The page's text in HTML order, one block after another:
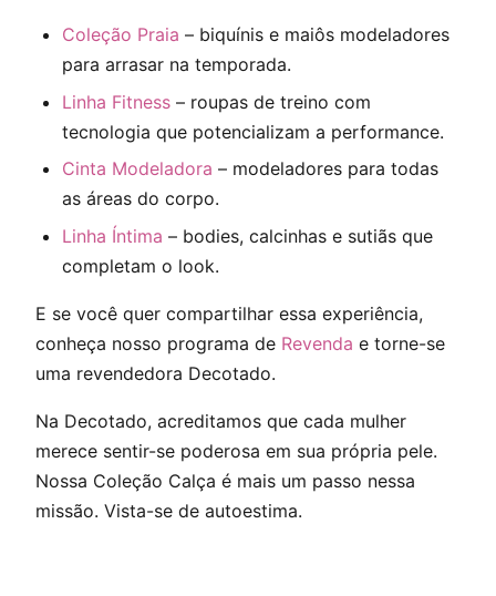
Coleção Praia – biquínis e maiôs modeladores
para arrasar na temporada.
Linha Fitness – roupas de treino com
tecnologia que potencializam a performance.
Cinta Modeladora – modeladores para todas
as áreas do corpo.
Linha Íntima – bodies, calcinhas e sutiãs que
completam o look.
E se você quer compartilhar essa experiência,
conheça nosso programa de Revenda e torne-se
uma revendedora Decotado.
Na Decotado, acreditamos que cada mulher
merece sentir-se poderosa em sua própria pele.
Nossa Coleção Calça é mais um passo nessa
missão. Vista-se de autoestima.